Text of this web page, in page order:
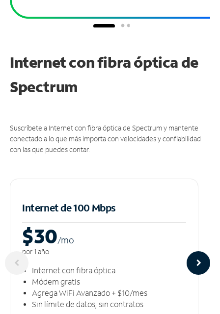
Internet con fibra óptica de
Spectrum
Suscríbete a Internet con fibra óptica de Spectrum y mantente
conectado a lo que más importa con velocidades y confiabilidad
con las que puedes contar.
Internet de 100 Mbps
$30/mo
por 1 año
Internet con fibra óptica
Módem gratis
Agrega WiFi Avanzado + $10/mes
Sin límite de datos, sin contratos